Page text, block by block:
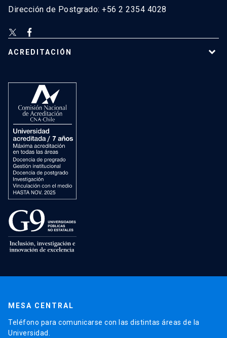
Dirección de Postgrado: +56 2 2354 4028
ACREDITACIÓN
MESA CENTRAL
Teléfono para comunicarse con las distintas áreas de la
Universidad.